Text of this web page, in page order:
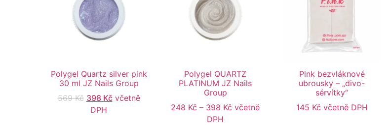
Polygel Quartz silver pink
30 ml JZ Nails Group
569Kč 398 Kč včetně
DPH
Polygel QUARTZ
PLATINUM JZ Nails
Group
248 Kč – 398 Kč včetně
DPH
Pink bezvláknové
ubrousky – „divo-
sérvítky“
145 Kč včetně DPH